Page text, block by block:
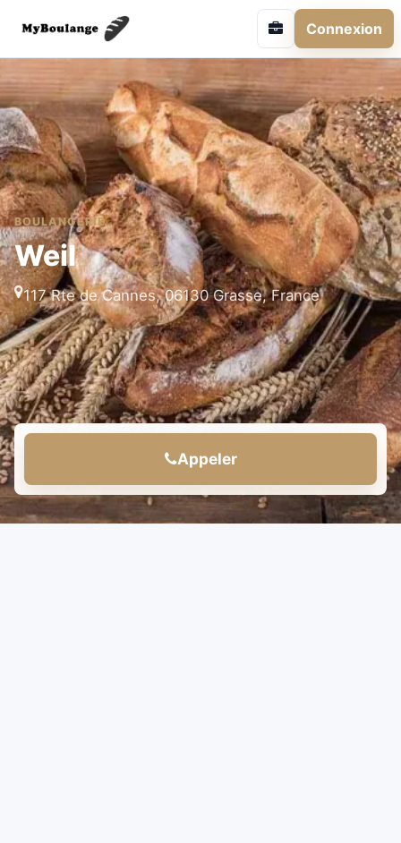
Connexion
BOULANGERIE
Weil
117 Rte de Cannes, 06130 Grasse, France
Appeler